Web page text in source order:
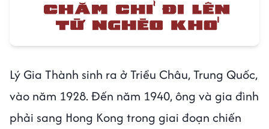
Lý Gia Thành sinh ra ở Triều Châu, Trung Quốc,
vào năm 1928. Đến năm 1940, ông và gia đình
phải sang Hong Kong trong giai đoạn chiến